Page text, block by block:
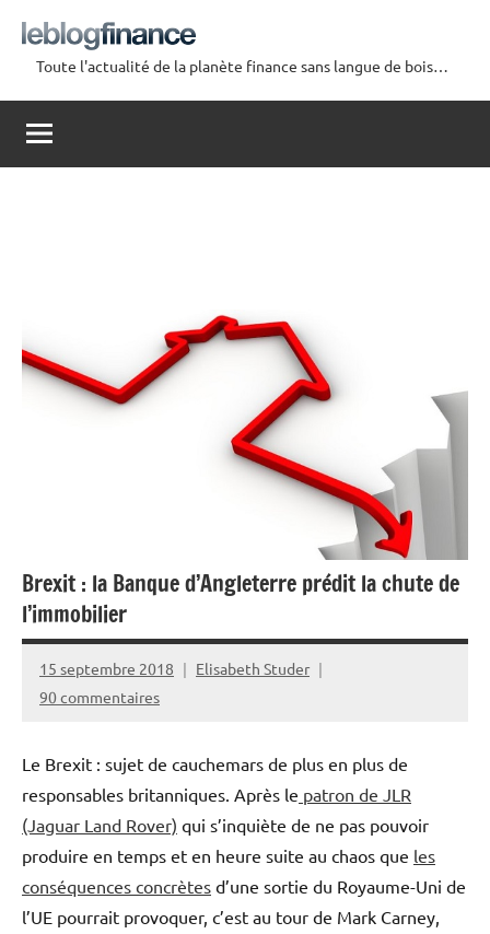
contenu
Le
Blog
Finance
Toute l'actualité de la planète finance sans langue de bois…
Brexit : la Banque d’Angleterre prédit la chute de
l’immobilier
15 septembre 2018
Elisabeth Studer
90 commentaires
Le Brexit : sujet de cauchemars de plus en plus de
responsables britanniques. Après le patron de JLR
(Jaguar Land Rover) qui s’inquiète de ne pas pouvoir
produire en temps et en heure suite au chaos que les
conséquences concrètes d’une sortie du Royaume-Uni de
l’UE pourrait provoquer, c’est au tour de Mark Carney,